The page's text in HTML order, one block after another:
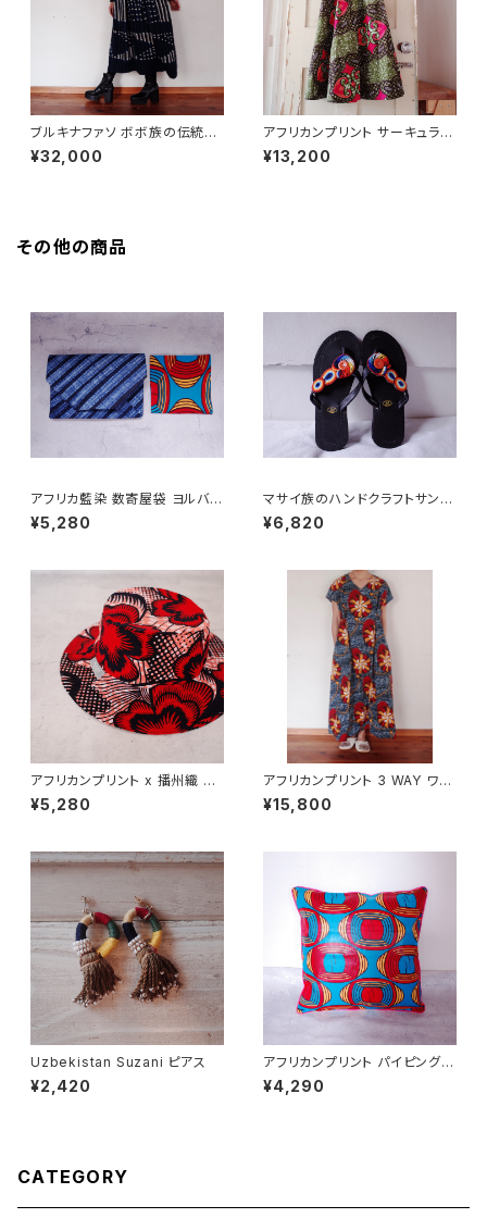
ブルキナファソ ボボ族の伝統藍
染 ジャンバースカート
¥32,000
アフリカンプリント サーキュラー
ラップスカート
¥13,200
その他の商品
アフリカ藍染 数寄屋袋 ヨルバ族
(古帛紗付)
¥5,280
マサイ族のハンドクラフトサンダ
ル(本革) EU38/24cm
¥6,820
アフリカンプリント x 播州織 サ
ファリハット
¥5,280
アフリカンプリント 3 WAY ワン
ピース フレンチスリーブ
¥15,800
Uzbekistan Suzani ピアス
¥2,420
アフリカンプリント パイピング仕
上げクッションカバー monitor
¥4,290
CATEGORY